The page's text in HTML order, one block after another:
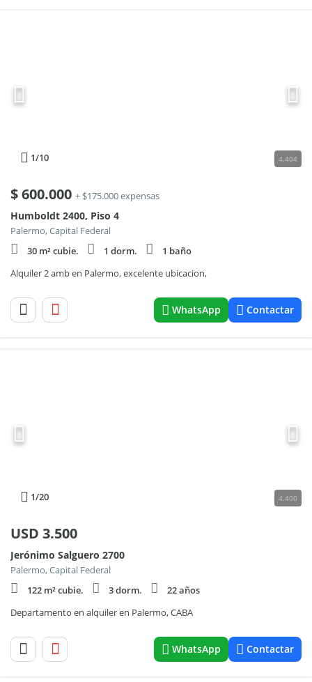
1/10 4.404
$600.000 + $175.000 expensas
Humboldt 2400, Piso 4
Palermo, Capital Federal
30 m² cubie.
1 dorm.
1 baño
Alquiler 2 amb en Palermo, excelente ubicacion,
WhatsApp Contactar
1/20 4.400
USD 3.500
Jerónimo Salguero 2700
Palermo, Capital Federal
122 m² cubie.
3 dorm.
22 años
Departamento en alquiler en Palermo, CABA
WhatsApp Contactar